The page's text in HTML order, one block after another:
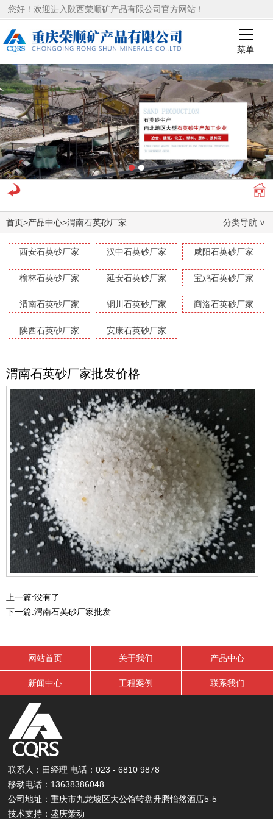
您好！欢迎进入陕西荣顺矿产品有限公司官方网站！
菜单
1 2
首页>产品中心>渭南石英砂厂家 分类导航
西安石英砂厂家 汉中石英砂厂家 咸阳石英砂厂家
榆林石英砂厂家 延安石英砂厂家 宝鸡石英砂厂家
渭南石英砂厂家 铜川石英砂厂家 商洛石英砂厂家
陕西石英砂厂家 安康石英砂厂家
渭南石英砂厂家批发价格
上一篇:没有了
下一篇:渭南石英砂厂家批发
网站首页 关于我们 产品中心
新闻中心 工程案例 联系我们
联系人：田经理 电话：023 - 6810 9878
移动电话：13638386048
公司地址：重庆市九龙坡区大公馆转盘升腾怡然酒店5-5
技术支持：盛庆策动